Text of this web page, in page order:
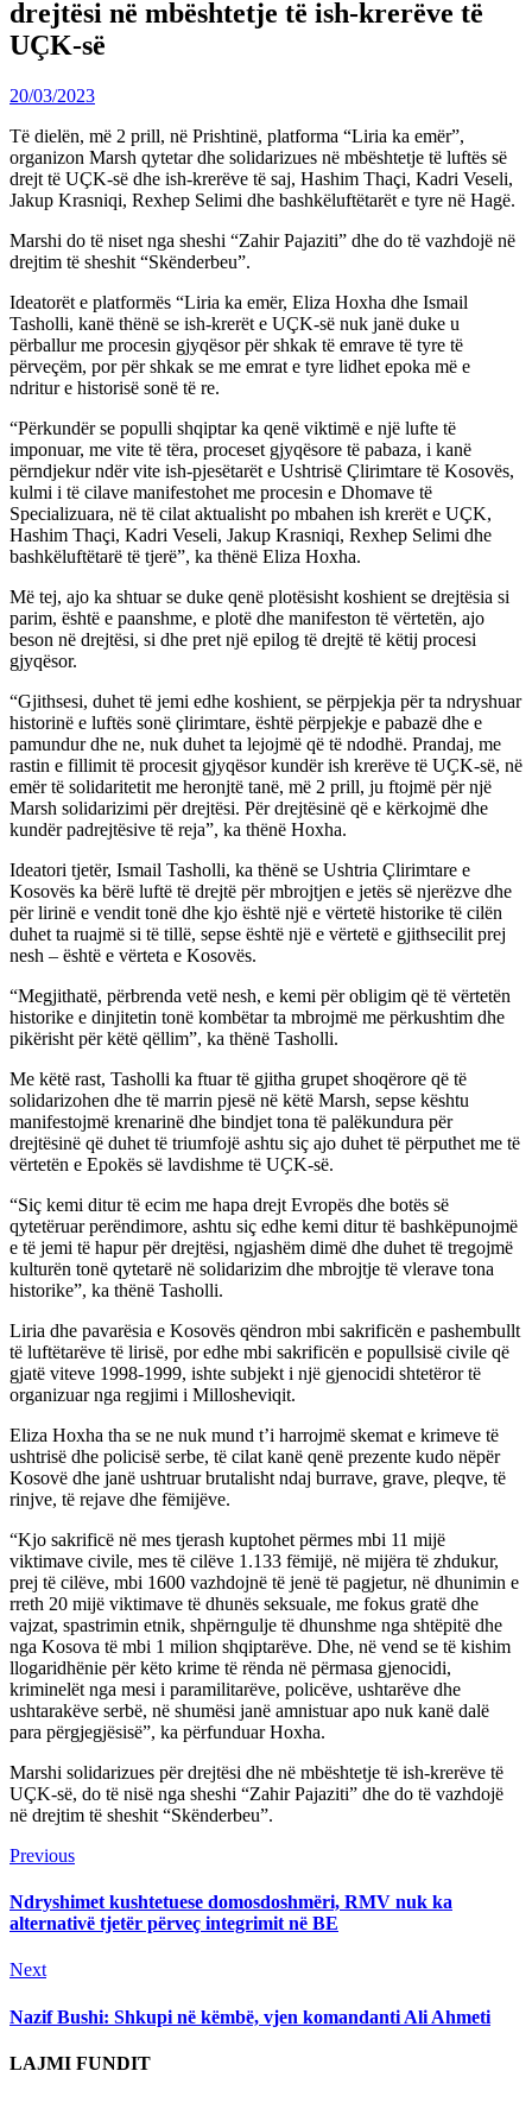
drejtësi në mbështetje të ish-krerëve të
UÇK-së
20/03/2023
Të dielën, më 2 prill, në Prishtinë, platforma “Liria ka emër”,
organizon Marsh qytetar dhe solidarizues në mbështetje të luftës së
drejt të UÇK-së dhe ish-krerëve të saj, Hashim Thaçi, Kadri Veseli,
Jakup Krasniqi, Rexhep Selimi dhe bashkëluftëtarët e tyre në Hagë.
Marshi do të niset nga sheshi “Zahir Pajaziti” dhe do të vazhdojë në
drejtim të sheshit “Skënderbeu”.
Ideatorët e platformës “Liria ka emër, Eliza Hoxha dhe Ismail
Tasholli, kanë thënë se ish-krerët e UÇK-së nuk janë duke u
përballur me procesin gjyqësor për shkak të emrave të tyre të
përveçëm, por për shkak se me emrat e tyre lidhet epoka më e
ndritur e historisë sonë të re.
“Përkundër se populli shqiptar ka qenë viktimë e një lufte të
imponuar, me vite të tëra, proceset gjyqësore të pabaza, i kanë
përndjekur ndër vite ish-pjesëtarët e Ushtrisë Çlirimtare të Kosovës,
kulmi i të cilave manifestohet me procesin e Dhomave të
Specializuara, në të cilat aktualisht po mbahen ish krerët e UÇK,
Hashim Thaçi, Kadri Veseli, Jakup Krasniqi, Rexhep Selimi dhe
bashkëluftëtarë të tjerë”, ka thënë Eliza Hoxha.
Më tej, ajo ka shtuar se duke qenë plotësisht koshient se drejtësia si
parim, është e paanshme, e plotë dhe manifeston të vërtetën, ajo
beson në drejtësi, si dhe pret një epilog të drejtë të këtij procesi
gjyqësor.
“Gjithsesi, duhet të jemi edhe koshient, se përpjekja për ta ndryshuar
historinë e luftës sonë çlirimtare, është përpjekje e pabazë dhe e
pamundur dhe ne, nuk duhet ta lejojmë që të ndodhë. Prandaj, me
rastin e fillimit të procesit gjyqësor kundër ish krerëve të UҪK-së, në
emër të solidaritetit me heronjtë tanë, më 2 prill, ju ftojmë për një
Marsh solidarizimi për drejtësi. Për drejtësinë që e kërkojmë dhe
kundër padrejtësive të reja”, ka thënë Hoxha.
Ideatori tjetër, Ismail Tasholli, ka thënë se Ushtria Çlirimtare e
Kosovës ka bërë luftë të drejtë për mbrojtjen e jetës së njerëzve dhe
për lirinë e vendit tonë dhe kjo është një e vërtetë historike të cilën
duhet ta ruajmë si të tillë, sepse është një e vërtetë e gjithsecilit prej
nesh – është e vërteta e Kosovës.
“Megjithatë, përbrenda vetë nesh, e kemi për obligim që të vërtetën
historike e dinjitetin tonë kombëtar ta mbrojmë me përkushtim dhe
pikërisht për këtë qëllim”, ka thënë Tasholli.
Me këtë rast, Tasholli ka ftuar të gjitha grupet shoqërore që të
solidarizohen dhe të marrin pjesë në këtë Marsh, sepse kështu
manifestojmë krenarinë dhe bindjet tona të palëkundura për
drejtësinë që duhet të triumfojë ashtu siç ajo duhet të përputhet me të
vërtetën e Epokës së lavdishme të UҪK-së.
“Siç kemi ditur të ecim me hapa drejt Evropës dhe botës së
qytetëruar perëndimore, ashtu siç edhe kemi ditur të bashkëpunojmë
e të jemi të hapur për drejtësi, ngjashëm dimë dhe duhet të tregojmë
kulturën tonë qytetarë në solidarizim dhe mbrojtje të vlerave tona
historike”, ka thënë Tasholli.
Liria dhe pavarësia e Kosovës qëndron mbi sakrificën e pashembullt
të luftëtarëve të lirisë, por edhe mbi sakrificën e popullsisë civile që
gjatë viteve 1998-1999, ishte subjekt i një gjenocidi shtetëror të
organizuar nga regjimi i Millosheviqit.
Eliza Hoxha tha se ne nuk mund t’i harrojmë skemat e krimeve të
ushtrisë dhe policisë serbe, të cilat kanë qenë prezente kudo nëpër
Kosovë dhe janë ushtruar brutalisht ndaj burrave, grave, pleqve, të
rinjve, të rejave dhe fëmijëve.
“Kjo sakrificë në mes tjerash kuptohet përmes mbi 11 mijë
viktimave civile, mes të cilëve 1.133 fëmijë, në mijëra të zhdukur,
prej të cilëve, mbi 1600 vazhdojnë të jenë të pagjetur, në dhunimin e
rreth 20 mijë viktimave të dhunës seksuale, me fokus gratë dhe
vajzat, spastrimin etnik, shpërngulje të dhunshme nga shtëpitë dhe
nga Kosova të mbi 1 milion shqiptarëve. Dhe, në vend se të kishim
llogaridhënie për këto krime të rënda në përmasa gjenocidi,
kriminelët nga mesi i paramilitarëve, policëve, ushtarëve dhe
ushtarakëve serbë, në shumësi janë amnistuar apo nuk kanë dalë
para përgjegjësisë”, ka përfunduar Hoxha.
Marshi solidarizues për drejtësi dhe në mbështetje të ish-krerëve të
UÇK-së, do të nisë nga sheshi “Zahir Pajaziti” dhe do të vazhdojë
në drejtim të sheshit “Skënderbeu”.
Continue
Reading
PreviousPrevious
Ndryshimet kushtetuese domosdoshmëri, RMV nuk ka
alternativë tjetër përveç integrimit në BE
NextNext
Nazif Bushi: Shkupi në këmbë, vjen komandanti Ali Ahmeti
LAJMI FUNDIT